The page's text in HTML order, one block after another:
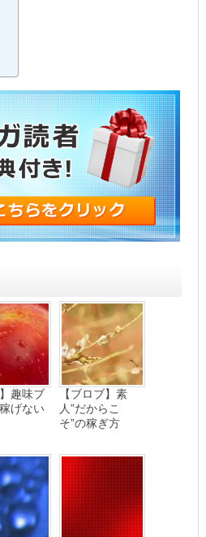
】趣味ブ
げない
【ブロブ】素
人”だからこ
そ”の稼ぎ方